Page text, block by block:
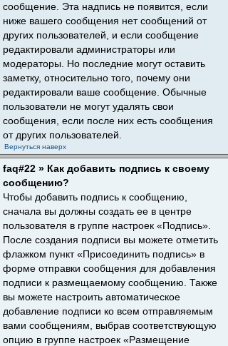
сообщение. Эта надпись не появится, если
ниже вашего сообщения нет сообщений от
других пользователей, и если сообщение
редактировали администраторы или
модераторы. Но последние могут оставить
заметку, относительно того, почему они
редактировали ваше сообщение. Обычные
пользователи не могут удалять свои
сообщения, если после них есть сообщения
от других пользователей.
Вернуться наверх
faq#22 » Как добавить подпись к своему
сообщению?
Чтобы добавить подпись к сообщению,
сначала вы должны создать ее в центре
пользователя в группе настроек «Подпись».
После создания подписи вы можете отметить
флажком пункт «Присоединить подпись» в
форме отправки сообщения для добавления
подписи к размещаемому сообщению. Также
вы можете настроить автоматическое
добавление подписи ко всем отправляемым
вами сообщениям, выбрав соответствующую
опцию в группе настроек «Размещение